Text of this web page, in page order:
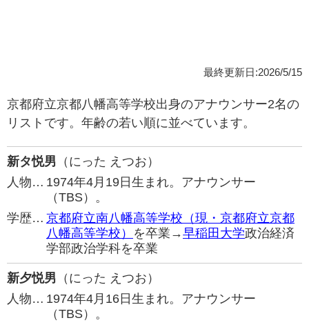
最終更新日:2026/5/15
京都府立京都八幡高等学校出身のアナウンサー2名の
リストです。年齢の若い順に並べています。
新タ悦男 （にった えつお）
人物… 1974年4月19日生まれ。アナウンサー
（TBS）。
学歴… 京都府立南八幡高等学校（現・京都府立京都
八幡高等学校） を卒業→早稲田大学政治経済
学部政治学科を卒業
新夕悦男 （にった えつお）
人物… 1974年4月16日生まれ。アナウンサー
（TBS）。